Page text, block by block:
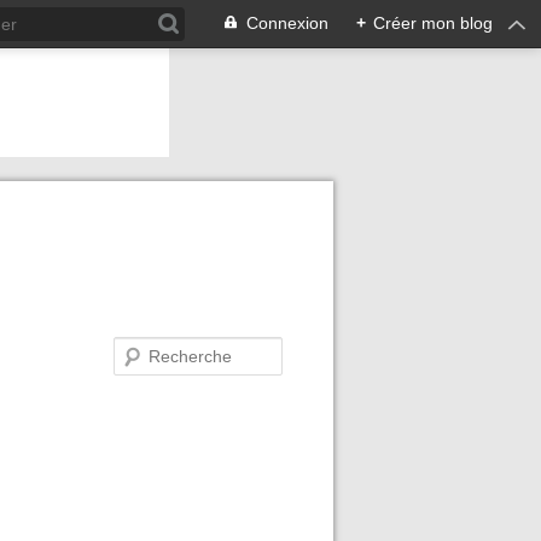
Connexion + Créer mon blog